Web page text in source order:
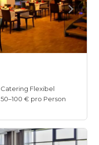
Catering Flexibel
50–100 € pro Person